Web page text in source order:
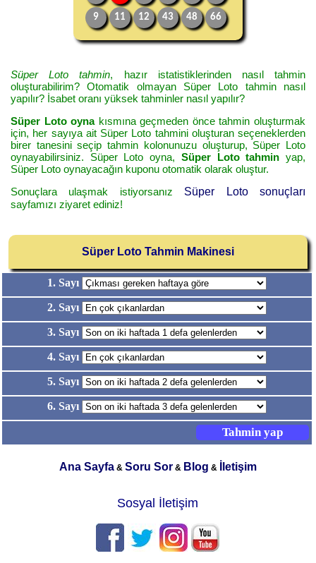
9 11 12 43 48 66
Süper Loto tahmin, hazır istatistiklerinden nasıl tahmin
oluşturabilirim? Otomatik olmayan Süper Loto tahmin nasıl
yapılır? İsabet oranı yüksek tahminler nasıl yapılır?
Süper Loto oynakısmına geçmeden önce tahmin oluşturmak
için, her sayıya ait Süper Loto tahmini oluşturan seçeneklerden
birer tanesini seçip tahmin kolonunuzu oluşturup, Süper Loto
oynayabilirsiniz. Süper Loto oyna, Süper Loto tahmin yap,
Süper Loto oynayacağın kuponu otomatik olarak oluştur.
Sonuçlara ulaşmak istiyorsanız Süper Loto sonuçları
sayfamızı ziyaret ediniz!
Süper Loto Tahmin Makinesi
1. Sayı
2. Sayı
3. Sayı
4. Sayı
5. Sayı
6. Sayı
Ana Sayfa& Soru Sor& Blog & İletişim
Sosyal İletişim